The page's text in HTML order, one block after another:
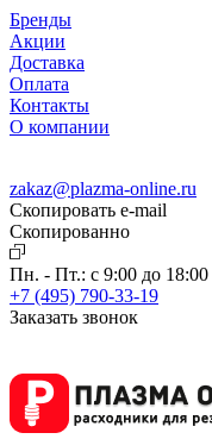
Бренды
Акции
Доставка
Оплата
Контакты
О компании
zakaz@plazma-online.ru
Скопировать e-mail
Cкопированно
Пн. - Пт.: с 9:00 до 18:00
+7 (495) 790-33-19
Заказать звонок